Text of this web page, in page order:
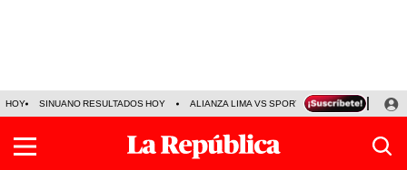
HOY SINUANO RESULTADOS HOY ALIANZA LIMA VS SPORT BOYS JORGE